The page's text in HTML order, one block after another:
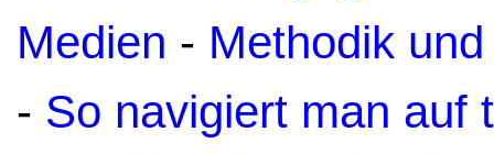
Medien - Methodik
- So navigiert man auf